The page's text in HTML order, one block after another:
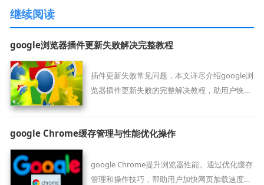
继续阅读
google浏览器插件更新失败解决完整教程
插件更新失败常见问题，本文详尽介绍google浏
览器插件更新失败的完整解决教程，助用户恢复
google Chrome缓存管理与性能优化操作
google Chrome提升浏览器性能。通过优化缓存
管理和操作技巧，帮助用户加快网页加载速度，